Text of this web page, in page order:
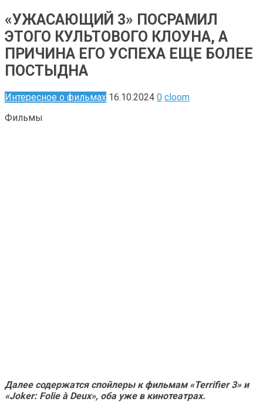
«УЖАСАЮЩИЙ 3» ПОСРАМИЛ
ЭТОГО КУЛЬТОВОГО КЛОУНА, А
ПРИЧИНА ЕГО УСПЕХА ЕЩЕ БОЛЕЕ
ПОСТЫДНА
Интересное о фильмах 16.10.2024 0 cloom
Фильмы
Далее содержатся спойлеры к фильмам «Terrifier 3» и
«Joker: Folie à Deux», оба уже в кинотеатрах.